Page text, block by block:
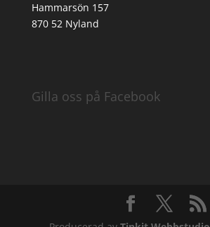
Hammarsön 157
870 52 Nyland
Gilla oss på Facebook